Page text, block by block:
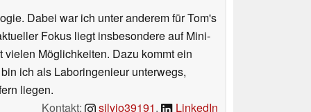
Dabei war ich unter anderem für Tom's
Fokus liegt insbesondere auf Mini-
Möglichkeiten. Dazu kommt ein
ich als Laboringenieur unterwegs,
liegen.
Kontakt:
silvio39191, LinkedIn